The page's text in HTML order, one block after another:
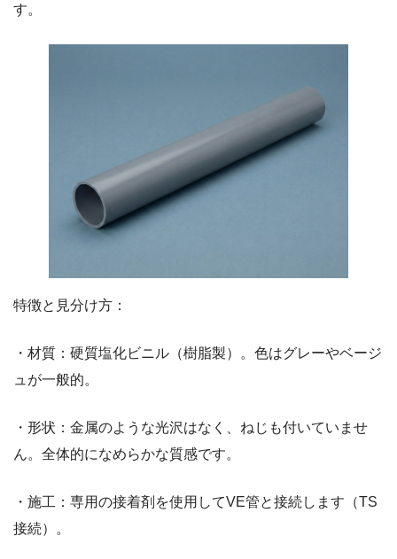
す。
特徴と見分け方：
・材質：硬質塩化ビニル（樹脂製）。色はグレーやベージ
ュが一般的。
・形状：金属のような光沢はなく、ねじも付いていませ
ん。全体的になめらかな質感です。
・施工：専用の接着剤を使用してVE管と接続します（TS
接続）。